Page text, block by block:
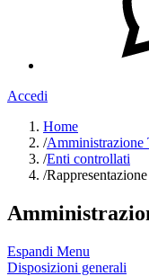
Accedi
Home
/Amministrazione
/Enti controllati
/
Espandi Menu
Disposizioni generali